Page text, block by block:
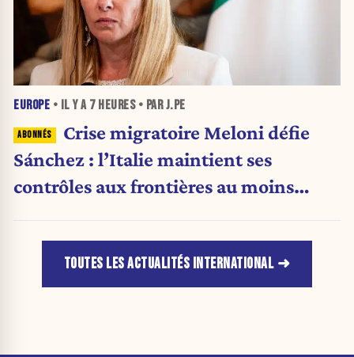
EUROPE • IL Y A 7 HEURES• PAR J.PE
Crise migratoire Meloni défie
Sánchez : l’Italie maintient ses
contrôles aux frontières au moins
TOUTES LES ACTUALITÉS INTERNATIONAL